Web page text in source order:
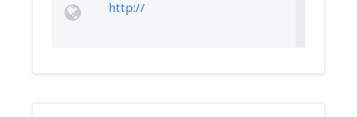
http://